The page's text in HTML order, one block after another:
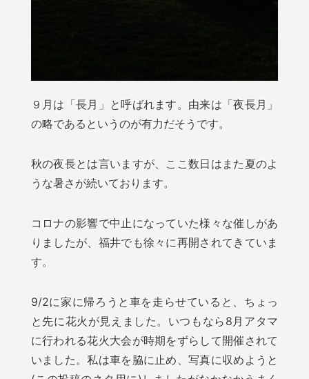
９月は「長月」と呼ばれます。由来は「夜長月」
の略であるというのが有力だそうです。
秋の夜長とは言いますが、ここ数日はまた夏のよ
うな暑さが続いております。
コロナの影響で中止になっていた様々な催しがあ
りましたが、福井でも徐々に再開されてきていま
す。
9/2に家に帰ろうと車を走らせていると、ちょっ
と先に花火が見えました。いつもなら8月アタマ
に行われる花火大会が時期をずらして開催されて
いました。私は車を脇に止め、写真に収めようと